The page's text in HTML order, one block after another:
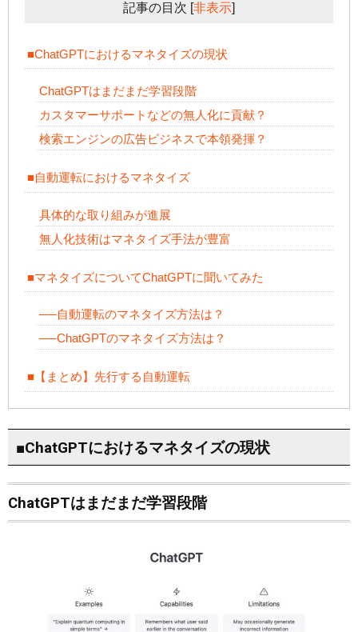
記事の目次 [非表示]
■ChatGPTにおけるマネタイズの現状
ChatGPTはまだまだ学習段階
カスタマーサポートなどの無人化に貢献？
検索エンジンの広告ビジネスで本領発揮？
■自動運転におけるマネタイズ
具体的な取り組みが進展
無人化技術はマネタイズ手法が豊富
■マネタイズについてChatGPTに聞いてみた
──自動運転のマネタイズ方法は？
──ChatGPTのマネタイズ方法は？
■【まとめ】先行する自動運転
■ChatGPTにおけるマネタイズの現状
ChatGPTはまだまだ学習段階